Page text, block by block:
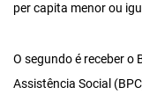
per capita menor ou
O segundo é receber o
Assistência Social